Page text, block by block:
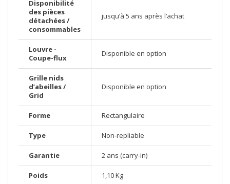
Disponibilité
des pièces
détachées /
consommables
jusqu’à 5 ans après l’achat
Louvre -
Coupe-flux
Disponible en option
Grille nids
d’abeilles /
Grid
Disponible en option
Forme Rectangulaire
Type Non-repliable
Garantie 2 ans (carry-in)
Poids 1,10 Kg